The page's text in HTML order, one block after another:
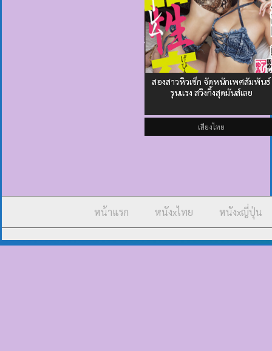
สองสาวหิวเซ็ก จัดหนักเพศสัมพันธ์
รุนแรง สวิงกิ้งสุดมันส์เลย
เสียงไทย
หน้าแรก หนังxไทย หนังxญี่ปุ่น